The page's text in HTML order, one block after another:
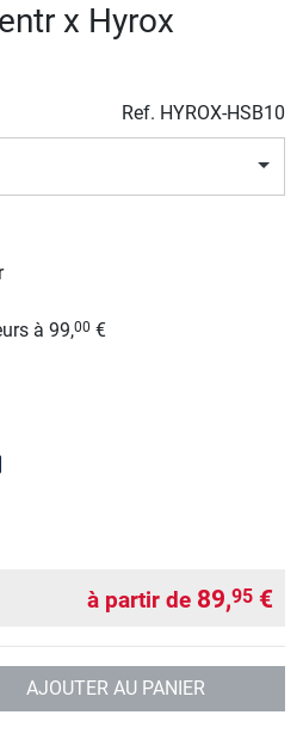
x Hyrox
Ref. HYROX-HSB10
à 99,00 €
à partir de 89,95 €
AJOUTER AU PANIER